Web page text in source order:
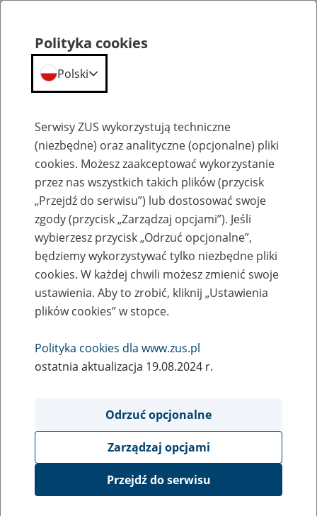
Szkolenia
Zaproś ZUS do siebie - zakładanie profili
eZUS w siedzibie Twojej firmy
Rodzaj wydarzenia
Szkolenia
Obszar merytoryczny
obsługa klientów
Opis wydarzenia
Platforma Usług Elektronicznych ZUS eZUS
Polityka cookies
Polski
Serwisy ZUS wykorzystują techniczne
(niezbędne) oraz analityczne (opcjonalne) pliki
cookies. Możesz zaakceptować wykorzystanie
przez nas wszystkich takich plików (przycisk
„Przejdź do serwisu”) lub dostosować swoje
zgody (przycisk „Zarządzaj opcjami”). Jeśli
wybierzesz przycisk „Odrzuć opcjonalne”,
będziemy wykorzystywać tylko niezbędne pliki
cookies. W każdej chwili możesz zmienić swoje
ustawienia. Aby to zrobić, kliknij „Ustawienia
plików cookies” w stopce.
Polityka cookies dla www.zus.pl
ostatnia aktualizacja 19.08.2024 r.
Odrzuć opcjonalne
Zarządzaj opcjami
Przejdź do serwisu